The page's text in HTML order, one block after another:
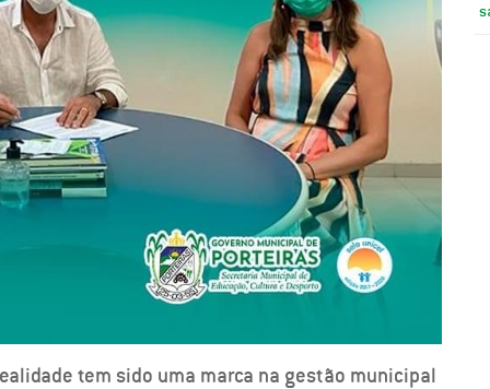
tem sido uma marca na gestão municipal